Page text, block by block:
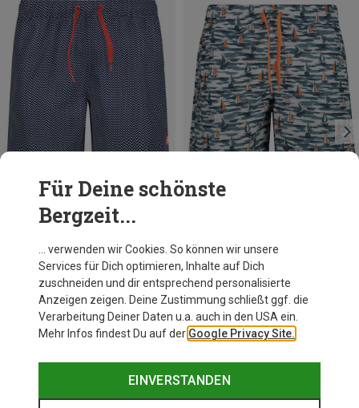
Du sparst 54%
Für Deine schönste
Bergzeit...
… verwenden wir Cookies. So können wir unsere
Services für Dich optimieren, Inhalte auf Dich
zuschneiden und dir entsprechend personalisierte
Anzeigen zeigen. Deine Zustimmung schließt ggf. die
Verarbeitung Deiner Daten u.a. auch in den USA ein.
Mehr Infos findest Du auf der Google Privacy Site.
EINVERSTANDEN